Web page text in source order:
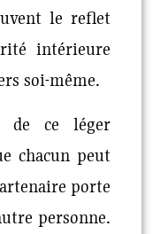
le reflet
intérieure
soi-même.
ce léger
chacun peut
porte
personne.